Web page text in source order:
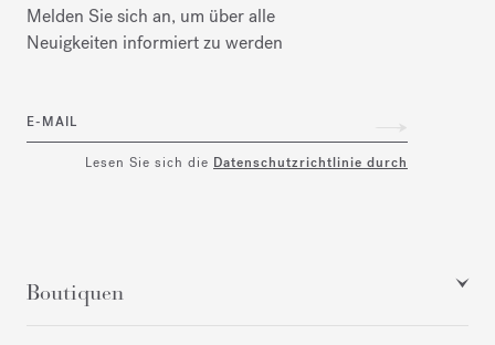
Melden Sie sich an, um über alle
Neuigkeiten informiert zu werden
E-MAIL
Lesen Sie sich die Datenschutzrichtlinie durch
Boutiquen